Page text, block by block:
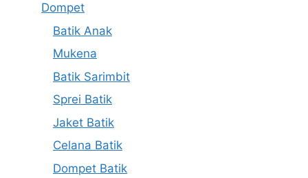
Dompet
Batik Anak
Mukena
Batik Sarimbit
Sprei Batik
Jaket Batik
Celana Batik
Dompet Batik